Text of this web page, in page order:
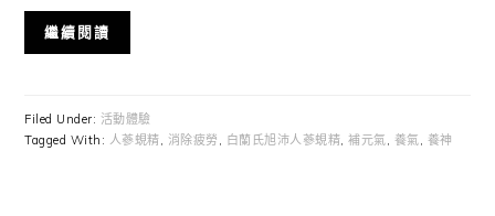
繼續閱讀
Filed Under: 活動體驗
Tagged With: 人蔘蜆精, 消除疲勞 , 白蘭氏旭沛人蔘蜆精,補元氣, 養氣, 養神